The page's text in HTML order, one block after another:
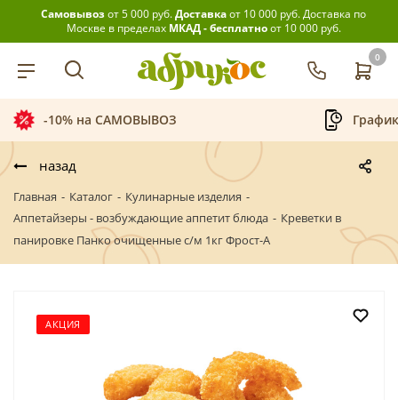
Самовывозот 5 000 руб.Доставкаот 10 000 руб.Доставка по
Москве в пределах МКАД - бесплатноот 10 000 руб.
0
-10% на САМОВЫВОЗ
назад
Главная - Каталог - Кулинарные изделия -
Аппетайзеры - возбуждающие аппетит блюда - Креветки в
панировке Панко очищенные с/м 1кг Фрост-А
АКЦИЯ